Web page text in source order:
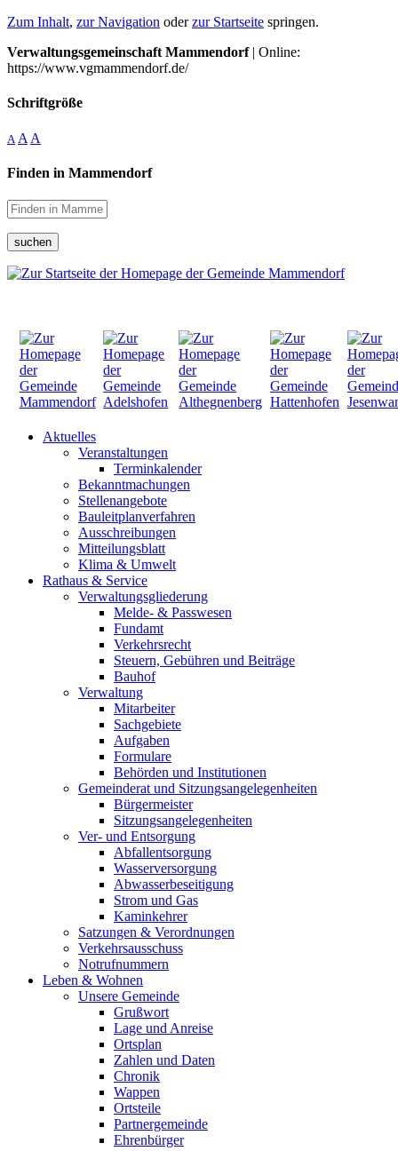
Zum Inhalt, zur Navigation oderzur Startseite springen.
Verwaltungsgemeinschaft Mammendorf| Online:
https://www.vgmammendorf.de/
Schriftgröße
A A A
Finden in Mammendorf
suchen
Aktuelles
Veranstaltungen
Terminkalender
Bekanntmachungen
Stellenangebote
Bauleitplanverfahren
Ausschreibungen
Mitteilungsblatt
Klima & Umwelt
Rathaus & Service
Verwaltungsgliederung
Melde- & Passwesen
Fundamt
Verkehrsrecht
Steuern, Gebühren und Beiträge
Bauhof
Verwaltung
Mitarbeiter
Sachgebiete
Aufgaben
Formulare
Behörden und Institutionen
Gemeinderat und Sitzungsangelegenheiten
Bürgermeister
Sitzungsangelegenheiten
Ver- und Entsorgung
Abfallentsorgung
Wasserversorgung
Abwasserbeseitigung
Strom und Gas
Kaminkehrer
Satzungen & Verordnungen
Verkehrsausschuss
Notrufnummern
Leben & Wohnen
Unsere Gemeinde
Grußwort
Lage und Anreise
Ortsplan
Zahlen und Daten
Chronik
Wappen
Ortsteile
Partnergemeinde
Ehrenbürger